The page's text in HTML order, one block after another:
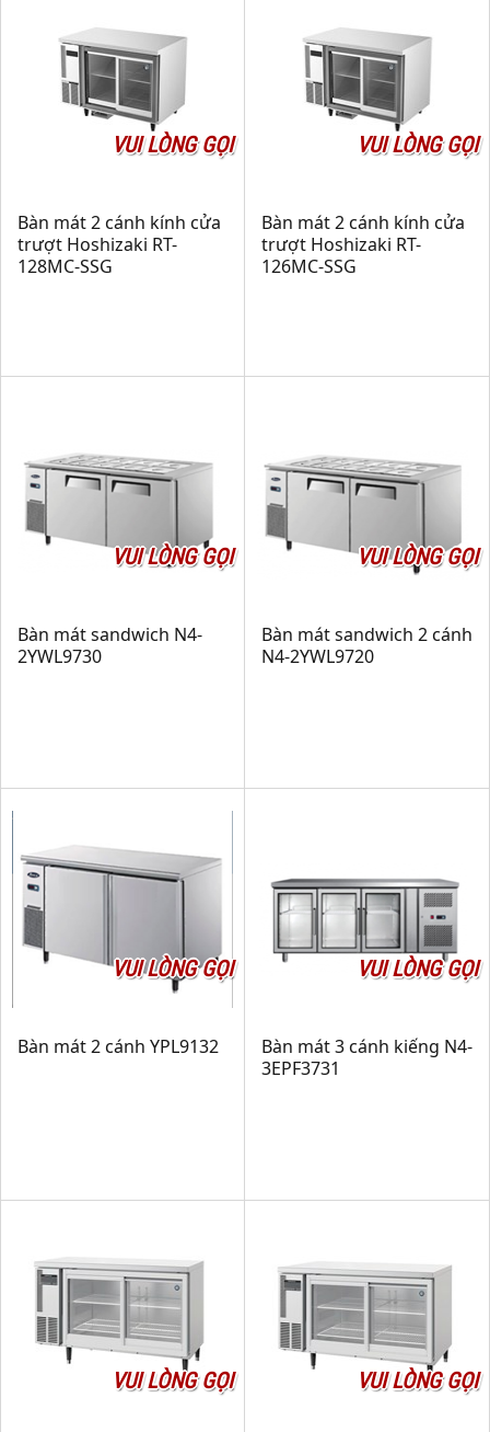
VUI LÒNG GỌI
Bàn mát 2 cánh kính cửa
trượt Hoshizaki RT-
128MC-SSG
VUI LÒNG GỌI
Bàn mát 2 cánh kính cửa
trượt Hoshizaki RT-
126MC-SSG
VUI LÒNG GỌI
Bàn mát sandwich N4-
2YWL9730
VUI LÒNG GỌI
Bàn mát sandwich 2 cánh
N4-2YWL9720
VUI LÒNG GỌI
Bàn mát 2 cánh YPL9132
VUI LÒNG GỌI
Bàn mát 3 cánh kiếng N4-
3EPF3731
VUI LÒNG GỌI VUI LÒNG GỌI